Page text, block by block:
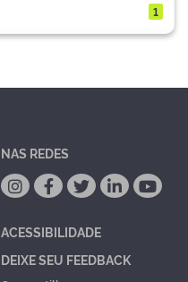
1
NAS REDES
ACESSIBILIDADE
DEIXE SEU FEEDBACK